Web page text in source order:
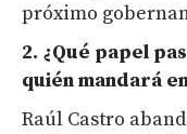
próximo
2. ¿Qué papel
quién mandará
Raúl Castro